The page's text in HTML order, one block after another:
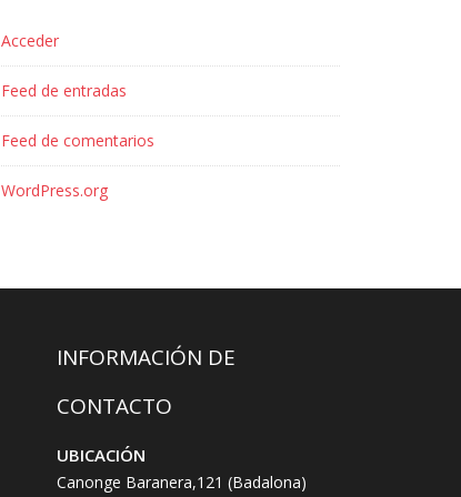
Acceder
Feed de entradas
Feed de comentarios
WordPress.org
INFORMACIÓN DE
CONTACTO
UBICACIÓN
Canonge Baranera,121 (Badalona)